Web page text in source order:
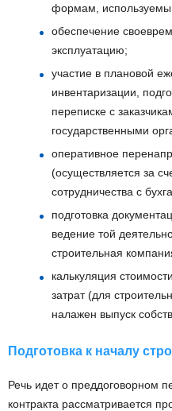
формам,
обеспечение
эксплуатацию;
участие в плановой
инвентаризации,
переписке с
государственными
оперативное
(осуществляется за
сотрудничества с
подготовка
ведение той
строительная
калькуляция
затрат (для
налажен выпуск
Подготовка к началу
Речь идет о преддоговорном
контракта рассматривается